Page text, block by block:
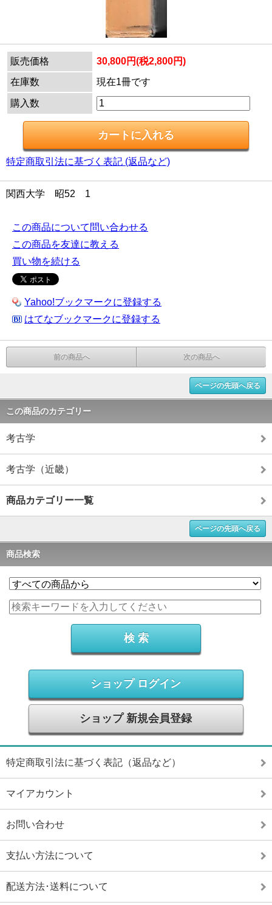
販売価格
30,800円(税2,800円)
在庫数
現在1冊です
購入数
特定商取引法に基づく表記 (返品など)
関西大学 昭52 1
この商品について問い合わせる
この商品を友達に教える
買い物を続ける
Yahoo!ブックマークに登録する
はてなブックマークに登録する
前の商品へ 次の商品へ
ページの先頭へ戻る
この商品のカテゴリー
考古学
考古学（近畿）
商品カテゴリー一覧
ページの先頭へ戻る
商品検索
ショップ ログイン
ショップ 新規会員登録
特定商取引法に基づく表記（返品など）
マイアカウント
お問い合わせ
支払い方法について
配送方法･送料について